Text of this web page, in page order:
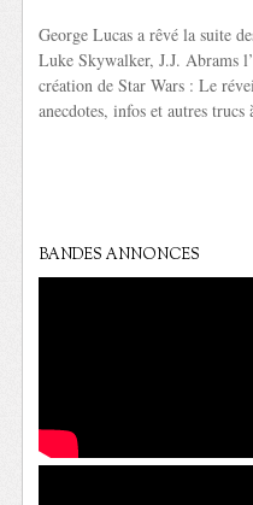
George Lucas a rêvé la suite
Luke Skywalker, J.J. Abrams
création de Star Wars : Le
anecdotes, infos et autres
BANDES ANNONCES